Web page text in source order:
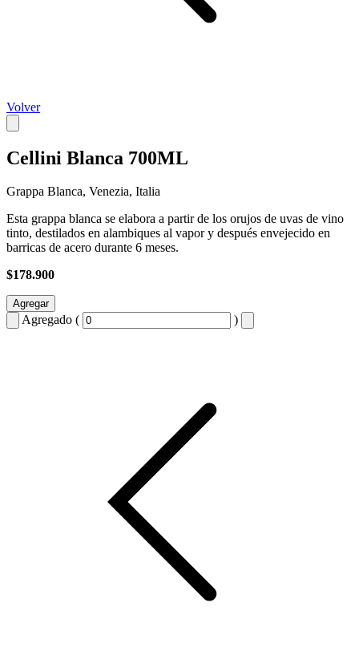
Volver
Cellini Blanca 700ML
Grappa Blanca, Venezia, Italia
Esta grappa blanca se elabora a partir de los orujos de uvas de vino
tinto, destilados en alambiques al vapor y después envejecido en
barricas de acero durante 6 meses.
$178.900
Agregar
Agregado ( )